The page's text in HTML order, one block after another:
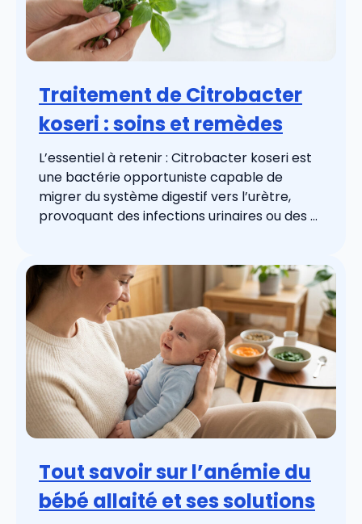
Traitement de Citrobacter
koseri : soins et remèdes
L’essentiel à retenir : Citrobacter koseri est
une bactérie opportuniste capable de
migrer du système digestif vers l’urètre,
provoquant des infections urinaires ou des ...
Tout savoir sur l’anémie du
bébé allaité et ses solutions